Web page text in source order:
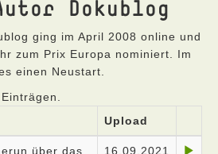
Dokublog
ging im April 2008 online und
zum Prix Europa nominiert. Im
einen Neustart.
Einträgen.
Upload
über das
16.09.2021